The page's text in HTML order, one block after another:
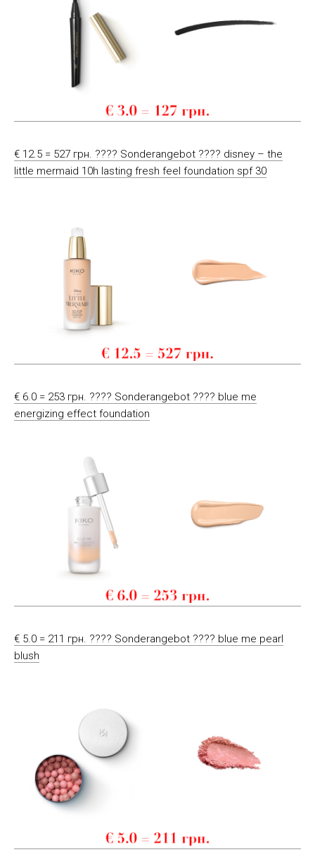
€ 12.5 = 527 грн. ???? Sonderangebot ???? disney – the
little mermaid 10h lasting fresh feel foundation spf 30
€ 6.0 = 253 грн. ???? Sonderangebot ???? blue me
energizing effect foundation
€ 5.0 = 211 грн. ???? Sonderangebot ???? blue me pearl
blush